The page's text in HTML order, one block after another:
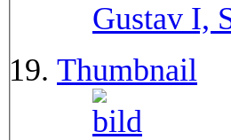
Gustav I,
Thumbnail